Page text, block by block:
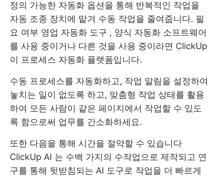
정의 가능한 자동화 옵션을 통해 반복적인 작업을
자동 조종 장치에 맡겨 수동 작업을 줄여줍니다. 필
요 여부 영업 자동화 도구 , 양식 자동화 소프트웨어
를 사용 중이거나 다른 것을 사용 중이라면 ClickUp
이 프로세스 자동화 플랫폼입니다.
수동 프로세스를 자동화하고, 작업 알림을 설정하여
놓치는 일이 없도록 하고, 맞춤형 작업 상태를 활용
하여 모든 사람이 같은 페이지에서 작업할 수 있도
록 함으로써 업무를 간소화하세요.
또한 다음을 통해 시간을 절약할 수 있습니다
ClickUp AI 는 수백 가지의 수작업으로 제작되고 연
구를 통해 뒷받침되는 AI 도구로 작업을 더 빠르게